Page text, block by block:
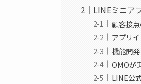
LINEミニア
顧客接
アプリ
機能開
OMOが
LINE公